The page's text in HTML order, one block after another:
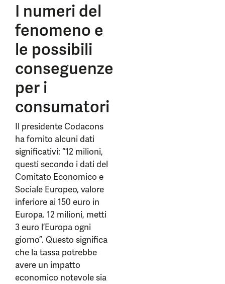
I numeri del
fenomeno e
le possibili
conseguenze
per i
consumatori
Il presidente Codacons
ha fornito alcuni dati
significativi: “12 milioni,
questi secondo i dati del
Comitato Economico e
Sociale Europeo, valore
inferiore ai 150 euro in
Europa. 12 milioni, metti
3 euro l’Europa ogni
giorno”. Questo significa
che la tassa potrebbe
avere un impatto
economico notevole sia